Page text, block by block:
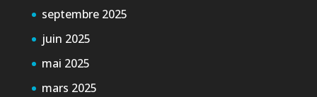
septembre 2025
juin 2025
mai 2025
mars 2025